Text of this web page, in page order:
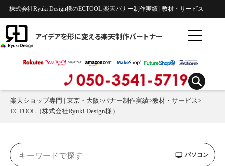
株式会社Ryuki Design様のECTOOL 楽天バナー制作実績 | 教材・サービス
アイデアを形に変える楽天制作パートナー
楽天ショップ専門 | 東京・大阪>バナー制作実績>教材・サービス>
ECTOOL（株式会社Ryuki Design様）
パソコン